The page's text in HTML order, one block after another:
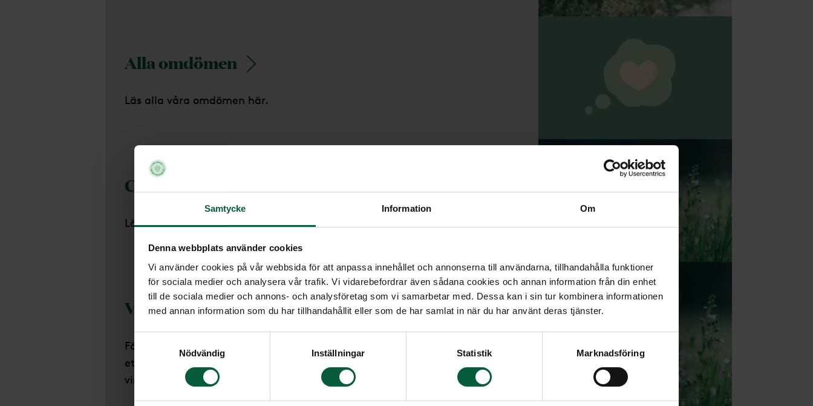
Samtycke Information Om
Denna webbplats använder cookies
Vi använder cookies på vår webbsida för att anpassa innehållet och annonserna till användarna, tillhandahålla funktioner
för sociala medier och analysera vår trafik. Vi vidarebefordrar även sådana cookies och annan information från din enhet
till de sociala medier och annons- och analysföretag som vi samarbetar med. Dessa kan i sin tur kombinera informationen
med annan information som du har tillhandahållit eller som de har samlat in när du har använt deras tjänster.
Nödvändig
Inställningar Statistik Marknadsföring
Alla omdömen
Läs alla våra omdömen här.
Cookies
Läs om våra cookies och hur du samtycker/tar tillbaka ditt samtycke.
Visselblåsarfunktion
För oss är det viktigt med en transparent företagskultur och att vi beter oss
etiskt och lagligt. Vi följer därför vår Uppförandekod och har tagit fram en
visselblåsarfunktion.